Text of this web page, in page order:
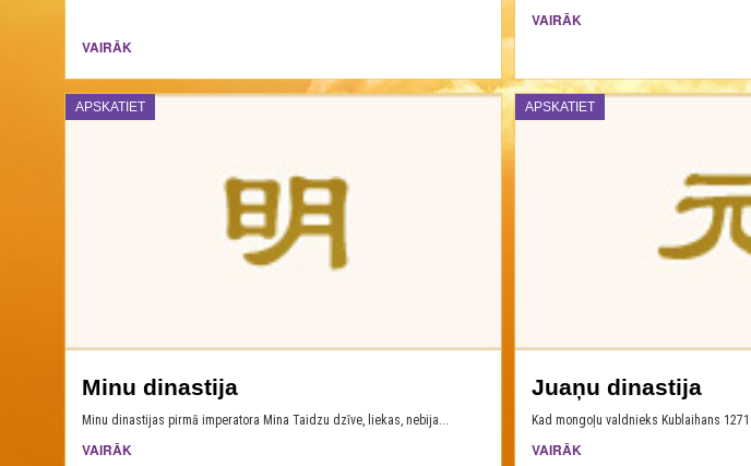
VAIRĀK
VAIRĀK
APSKATIET
Minu dinastija
Minu dinastijas pirmā imperatora Mina Taidzu dzīve, liekas, nebija...
VAIRĀK
APSKATIET
Juaņu dinastija
Kad mongoļu valdnieks Kublaihans
VAIRĀK